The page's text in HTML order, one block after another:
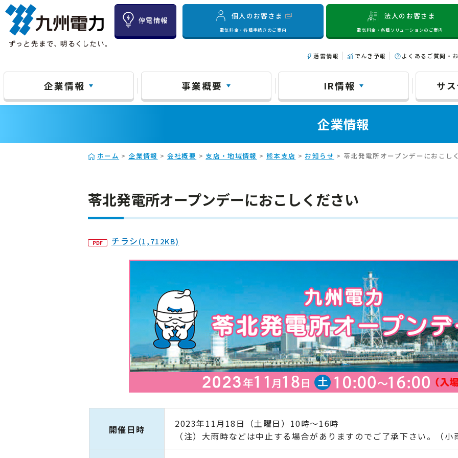
停電情報
個人のお客さま
電気料金・各種手続きのご案内
法人のお客さま
電気料金・各種ソリューションのご案内
落雷情報 でんき予報 よくあるご質問・
企業情報 事業概要 IR情報 サ
企業情報
ホーム > 企業情報 > 会社概要 > 支店・地域情報 > 熊本支店 > お知らせ > 苓北発電所オープンデーにおこし
苓北発電所オープンデーにおこしください
チラシ(1,712KB)
開催日時
2023年11月18日（土曜日）10時～16時
（注）大雨時などは中止する場合がありますのでご了承下さい。（小